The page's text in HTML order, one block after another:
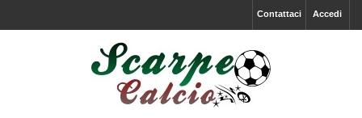
Accedi
Contattaci